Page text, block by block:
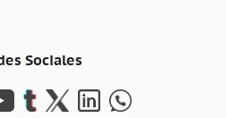
Sociales